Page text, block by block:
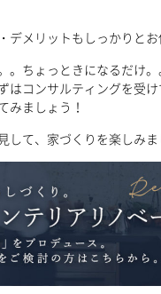
デメリットもしっかりとお
。ちょっときになるだけ
はコンサルティングを受
みましょう！
して、家づくりを楽しみま